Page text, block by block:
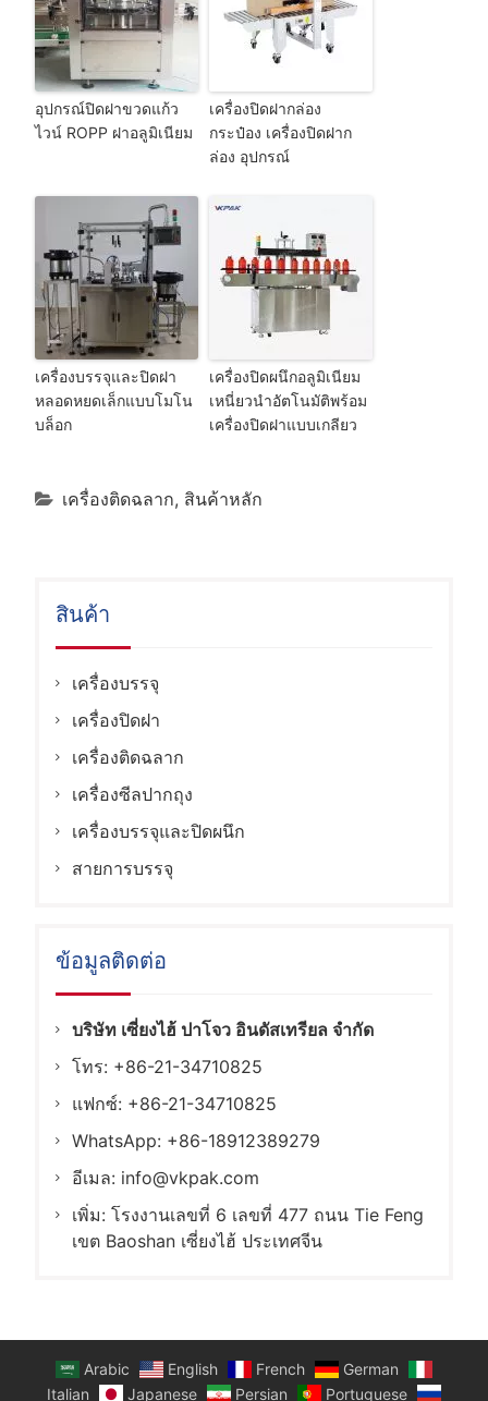
อุปกรณ์ปิดฝาขวดแก้ว
ไวน์ ROPP ฝาอลูมิเนียม
เครื่องปิดฝากล่อง
กระป๋อง เครื่องปิดฝาก
ล่อง อุปกรณ์
เครื่องบรรจุและปิดฝา
หลอดหยดเล็กแบบโมโน
บล็อก
เครื่องปิดผนึกอลูมิเนียม
เหนี่ยวนำอัตโนมัติพร้อม
เครื่องปิดฝาแบบเกลียว
เครื่องติดฉลาก, สินค้าหลัก
สินค้า
เครื่องบรรจุ
เครื่องปิดฝา
เครื่องติดฉลาก
เครื่องซีลปากถุง
เครื่องบรรจุและปิดผนึก
สายการบรรจุ
ข้อมูลติดต่อ
บริษัท เซี่ยงไฮ้ ปาโจว อินดัสเทรียล จำกัด
โทร: +86-21-34710825
แฟกซ์: +86-21-34710825
WhatsApp: +86-18912389279
อีเมล: info@vkpak.com
เพิ่ม: โรงงานเลขที่ 6 เลขที่ 477 ถนน Tie Feng
เขต Baoshan เซี่ยงไฮ้ ประเทศจีน
Arabic English French
German
Italian
Japanese Persian Portuguese